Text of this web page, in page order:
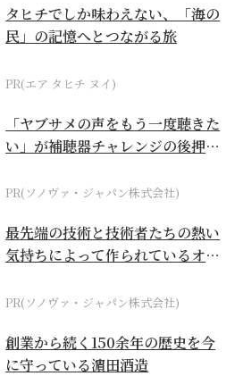
タヒチでしか味わえない、「海の
民」の記憶へとつながる旅
PR(エア タヒチ ヌイ)
「ヤブサメの声をもう一度聴きた
い」が補聴器チャレンジの後押し
PR(ソノヴァ・ジャパン株式会社)
最先端の技術と技術者たちの熱い
気持ちによって作られているオー
PR(ソノヴァ・ジャパン株式会社)
創業から続く150余年の歴史を今
に守っている濵田酒造